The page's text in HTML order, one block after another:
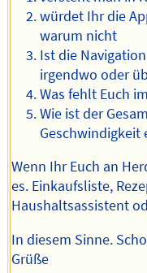
würdet Ihr die
warum nicht
Ist die
irgendwo oder
Was fehlt Euch
Wie ist der
Geschwindigkeit
Wenn Ihr Euch an
es. Einkaufsliste,
Haushaltsassistent
In diesem Sinne.
Grüße